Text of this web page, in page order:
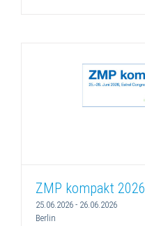
ZMP kompakt 2026
25.06.2026 - 26.06.2026
Berlin